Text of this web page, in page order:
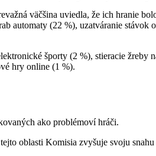
väčšina uviedla, že ich hranie
automaty (22 %), uzatváranie
športy (2 %), stieracie
hry online (1 %).
ako problémoví hráči.
oblasti Komisia zvyšuje svoju